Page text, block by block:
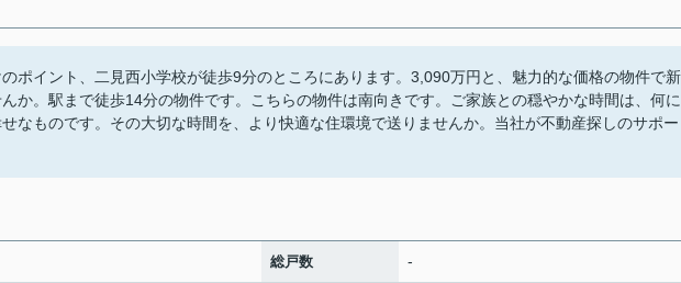
ポイント、二見西小学校が徒歩9分のところにあります。3,090万円と、魅力的な価格の物件で新
か。駅まで徒歩14分の物件です。こちらの物件は南向きです。ご家族との穏やかな時間は、何に
なものです。その大切な時間を、より快適な住環境で送りませんか。当社が不動産探しのサポ
総戸数 -